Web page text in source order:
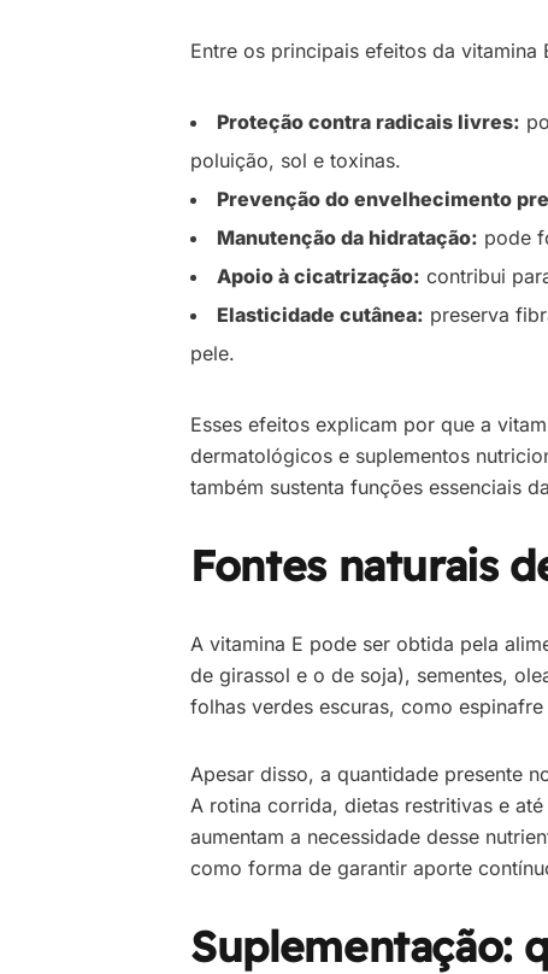
Entre os principais efeitos da
Proteção contra radicais livres:
poluição, sol e toxinas.
Prevenção do envelhecimento
Manutenção da hidratação: pode
Apoio à cicatrização: contribui
Elasticidade cutânea: preserva
pele.
Esses efeitos explicam por que a
dermatológicos e suplementos
também sustenta funções essenciais
Fontes naturais
A vitamina E pode ser obtida pela
de girassol e o de soja), sementes,
folhas verdes escuras, como
Apesar disso, a quantidade presente
A rotina corrida, dietas restritivas e
aumentam a necessidade desse
como forma de garantir aporte
Suplementação: